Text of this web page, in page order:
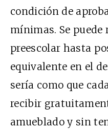
condición de
mínimas. Se puede
preescolar hasta
equivalente en el
sería como que
recibir
amueblado y sin